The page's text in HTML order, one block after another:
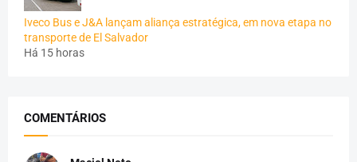
Iveco Bus e J&A lançam aliança estratégica, em nova etapa no
transporte de El Salvador
Há 15 horas
COMENTÁRIOS